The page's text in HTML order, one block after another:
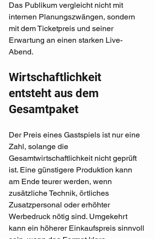
Das Publikum vergleicht nicht mit
internen Planungszwängen, sondern
mit dem Ticketpreis und seiner
Erwartung an einen starken Live-
Abend.
Wirtschaftlichkeit
entsteht aus dem
Gesamtpaket
Der Preis eines Gastspiels ist nur eine
Zahl, solange die
Gesamtwirtschaftlichkeit nicht geprüft
ist. Eine günstigere Produktion kann
am Ende teurer werden, wenn
zusätzliche Technik, örtliches
Zusatzpersonal oder erhöhter
Werbedruck nötig sind. Umgekehrt
kann ein höherer Einkaufspreis sinnvoll